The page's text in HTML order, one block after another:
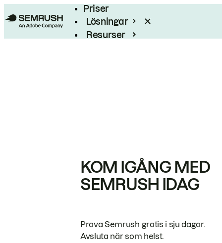
Priser
Lösningar
Resurser
KOM IGÅNG MED
SEMRUSH IDAG
Prova Semrush gratis i sju dagar.
Avsluta när som helst.